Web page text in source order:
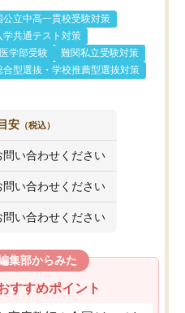
公立中高一貫校受験対策
学共通テスト対策
医学部受験
難関私立受験対策
合型選抜・学校推薦型選抜対策
安 （税込）
問い合わせください
問い合わせください
問い合わせください
集部からみた
すすめポイント